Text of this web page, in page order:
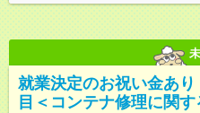
就業決定のお祝い金あ
目＜コンテナ修理に関